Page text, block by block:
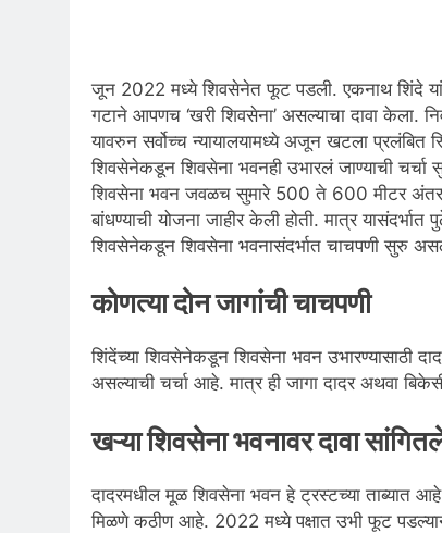
जून 2022 मध्ये शिवसेनेत फूट पडली. एकनाथ शिंदे
गटाने आपणच ‘खरी शिवसेना’ असल्याचा दावा केला.
यावरुन सर्वोच्च न्यायालयामध्ये अजून खटला
शिवसेनेकडून शिवसेना भवनही उभारलं जाण्याची चर्चा
शिवसेना भवन जवळच सुमारे 500 ते 600 मीटर
बांधण्याची योजना जाहीर केली होती. मात्र
शिवसेनेकडून शिवसेना भवनासंदर्भात चाचपणी सुरु
कोणत्या दोन जागांची चाचपणी
शिंदेंच्या शिवसेनेकडून शिवसेना भवन उभारण्यासाठी
असल्याची चर्चा आहे. मात्र ही जागा दादर अथवा
खऱ्या शिवसेना भवनावर दावा
दादरमधील मूळ शिवसेना भवन हे ट्रस्टच्या ताब्यात
मिळणे कठीण आहे. 2022 मध्ये पक्षात उभी फूट